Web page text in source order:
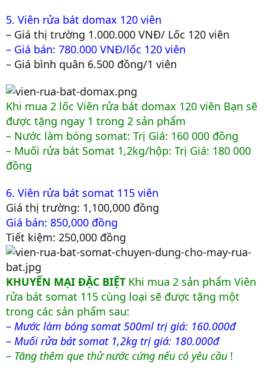
5. Viên rửa bát domax 120 viên
– Giá thị trường 1.000.000 VNĐ/ Lốc 120 viên
– Giá bán: 780.000 VNĐ/lốc 120 viên
– Giá bình quân 6.500 đồng/1 viên
Khi mua 2 lốc Viên rửa bát domax 120 viên Bạn sẽ
được tặng ngay 1 trong 2 sản phẩm
– Nước làm bóng somat: Trị Giá: 160 000 đồng
– Muối rửa bát Somat 1,2kg/hộp: Trị Giá: 180 000
đồng
6. Viên rửa bát somat 115 viên
Giá thị trường: 1,100,000 đồng
Giá bán: 850,000 đồng
Tiết kiệm: 250,000 đồng
KHUYẾN MẠI ĐẶC BIỆT Khi mua 2 sản phẩm Viên
rửa bát somat 115 cùng loại sẽ được tặng một
trong các sản phẩm sau:
– Mước làm bóng somat 500ml trị giá: 160.000đ
– Muối rửa bát somat 1,2kg trị giá: 180.000đ
– Tăng thêm que thử nước cứng nếu có yêu cầu !